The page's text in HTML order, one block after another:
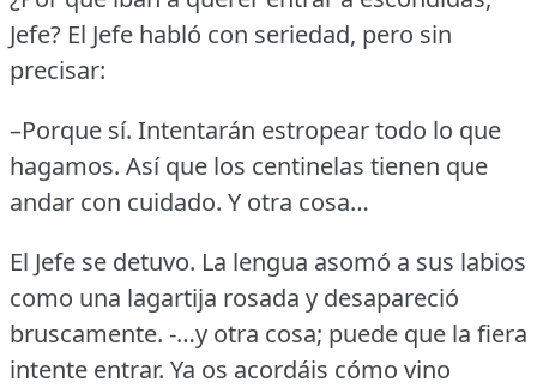
Jefe? El Jefe habló con seriedad, pero sin
precisar:
–Porque sí. Intentarán estropear todo lo que
hagamos. Así que los centinelas tienen que
andar con cuidado. Y otra cosa…
El Jefe se detuvo. La lengua asomó a sus labios
como una lagartija rosada y desapareció
bruscamente. -…y otra cosa; puede que la fiera
intente entrar. Ya os acordáis cómo vino